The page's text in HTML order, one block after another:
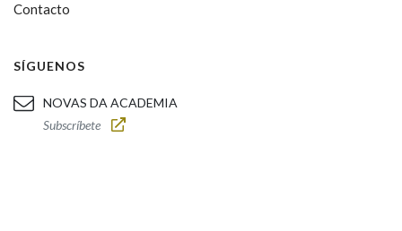
Contacto
SÍGUENOS
NOVAS DA ACADEMIA
Subscríbete